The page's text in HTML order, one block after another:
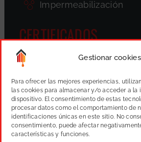
Gestionar cookies
Para ofrecer las mejores experiencias,
las cookies para almacenar y/o acceder a la
dispositivo. El consentimiento de estas
procesar datos como el comportamiento de
identificaciones únicas en este sitio. No
consentimiento, puede afectar
características y funciones.
Impermeabilización
CERTIFICADOS